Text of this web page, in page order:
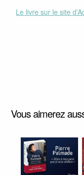
Le livre sur le site
Vous aimerez